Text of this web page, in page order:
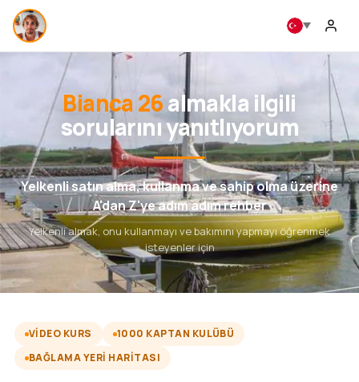
Bianca 26almakla ilgili
sorularını yanıtlıyorum
Yelkenli satın alma, kullanma ve sahip olma üzerine
A'dan Z'ye adım adım rehber
Yelkenli almak, onu kullanmayı ve bakımını yapmayı öğrenmek
isteyenler için
VIDEO KURS
1000 KAPTAN KULÜBÜ
BAĞLAMA YERI HARITASI